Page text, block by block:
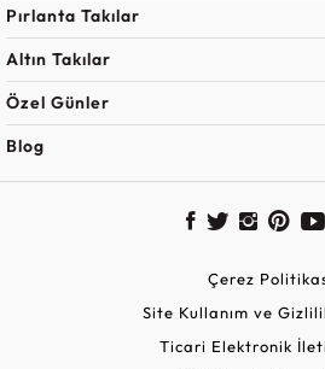
Pırlanta Takılar
Altın Takılar
Özel Günler
Blog
Çerez
Site Kullanım ve
Ticari Elektronik